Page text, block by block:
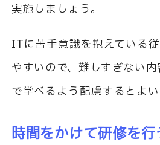
実施しましょう。
ITに苦手意識を抱えている
やすいので、難しすぎない
で学べるよう配慮するとよい
時間をかけて研修を行